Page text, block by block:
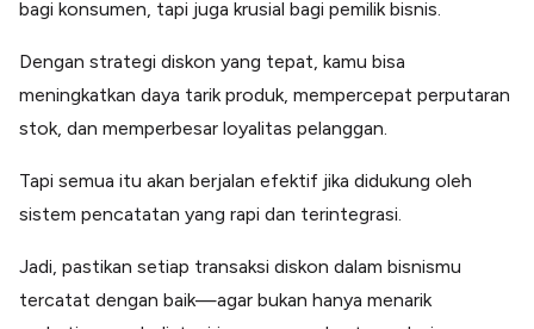
bagi konsumen, tapi juga krusial bagi pemilik bisnis.
Dengan strategi diskon yang tepat, kamu bisa
meningkatkan daya tarik produk, mempercepat perputaran
stok, dan memperbesar loyalitas pelanggan.
Tapi semua itu akan berjalan efektif jika didukung oleh
sistem pencatatan yang rapi dan terintegrasi.
Jadi, pastikan setiap transaksi diskon dalam bisnismu
tercatat dengan baik—agar bukan hanya menarik